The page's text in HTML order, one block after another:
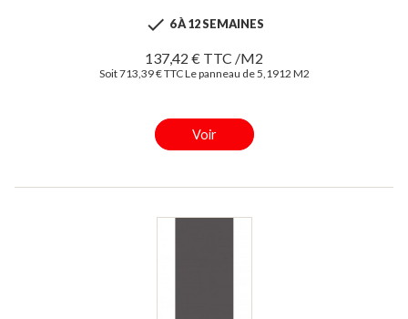
 6 À 12 SEMAINES
137,42 € TTC /M2
Soit 713,39 € TTC Le panneau de 5,1912 M2
Voir